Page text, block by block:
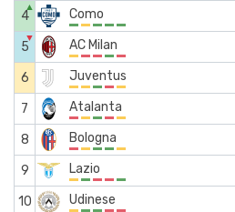
4
▲ Como
5
▼ AC Milan
6
Juventus
7
Atalanta
8
Bologna
9
Lazio
10
Udinese